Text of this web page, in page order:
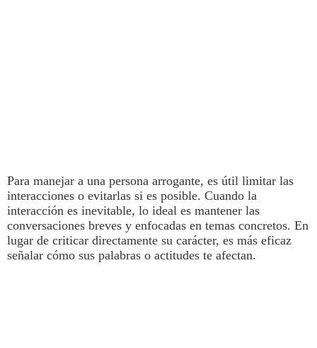
Para manejar a una persona arrogante, es útil limitar las
interacciones o evitarlas si es posible. Cuando la
interacción es inevitable, lo ideal es mantener las
conversaciones breves y enfocadas en temas concretos. En
lugar de criticar directamente su carácter, es más eficaz
señalar cómo sus palabras o actitudes te afectan.